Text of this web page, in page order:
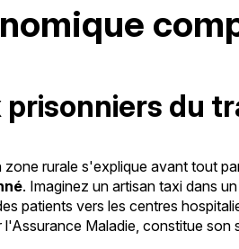
prisonniers du
zone rurale s'explique avant tout
. Imaginez un artisan taxi dans
patients vers les centres
Maladie, constitue son